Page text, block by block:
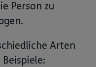
Person zu
Arten